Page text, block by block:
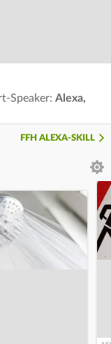
Speaker: Alexa,
FFH ALEXA-SKILL